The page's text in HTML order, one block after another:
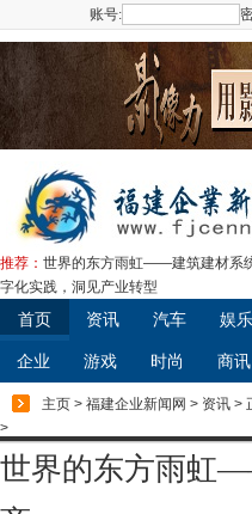
账号:
推荐： 世界的东方雨虹——建筑建材系
字化实践，洞见产业转型
首页 资讯 汽车 娱乐
企业 游戏 时尚 商讯
主页 > 福建企业新闻网 > 资讯 >
>
世界的东方雨虹